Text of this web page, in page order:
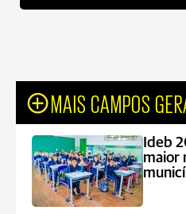
MAIS CAMPOS
Ideb
maior